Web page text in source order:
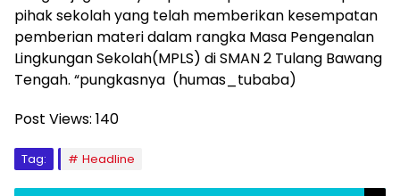
pihak sekolah yang telah memberikan kesempatan
pemberian materi dalam rangka Masa Pengenalan
Lingkungan Sekolah(MPLS) di SMAN 2 Tulang Bawang
Tengah. “pungkasnya (humas_tubaba)
Post Views: 140
Tag: Headline